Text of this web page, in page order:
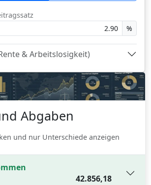
%
& Arbeitslosigkeit)
Abgaben
und nur Unterschiede anzeigen
42.856,18